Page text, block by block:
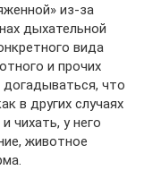
из-за
дыхательной
вида
и прочих
что
в других случаях
чихать, у него
животное